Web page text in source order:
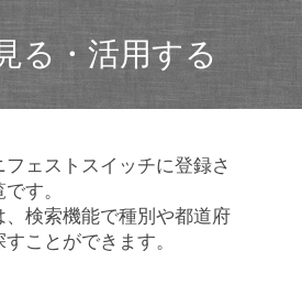
る・活用する
フェストスイッチに登録さ
す。
、検索機能で種別や都道府
ことができます。